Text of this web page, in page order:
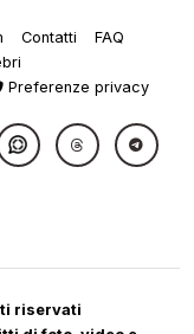
Contatti
FAQ
Preferenze privacy
riservati